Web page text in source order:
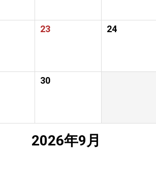
23 24
30
2026年9月